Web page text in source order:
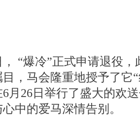
， “爆冷”正式申请退役
，马会隆重地授予了它
月26日举行了盛大的欢
中的爱马深情告别。